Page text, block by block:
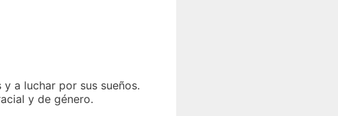
a luchar por sus sueños.
y de género.